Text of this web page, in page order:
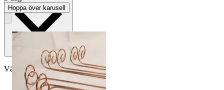
Välj till köparskydd
Hoppa över karusell